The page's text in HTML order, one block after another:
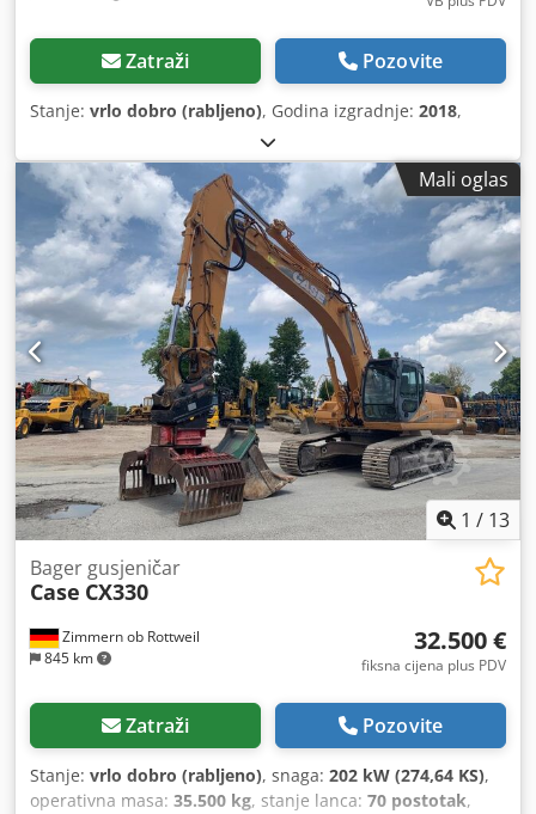
Zatraži Pozovite
Stanje: vrlo dobro (rabljeno), Godina izgradnje: 2018,
Mali oglas
1 / 13
Zimmern ob Rottweil
845 km
Bager gusjeničar
Case CX330
32.500 €
fiksna cijena plus PDV
Zatraži Pozovite
Stanje: vrlo dobro (rabljeno), snaga: 202 kW (274,64 KS),
operativna masa: 35.500 kg, stanje lanca: 70 postotak,